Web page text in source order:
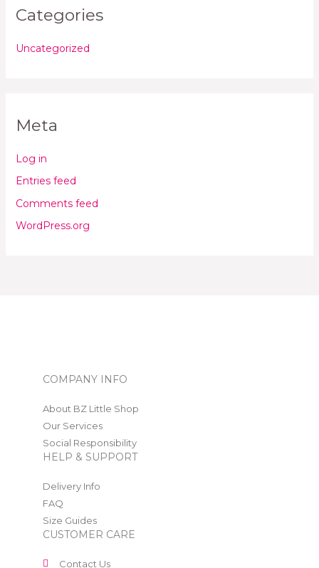
Categories
Uncategorized
Meta
Log in
Entries feed
Comments feed
WordPress.org
COMPANY INFO
About BZ Little Shop
Our Services
Social Responsibility
HELP & SUPPORT
Delivery Info
FAQ
Size Guides
CUSTOMER CARE
Contact Us